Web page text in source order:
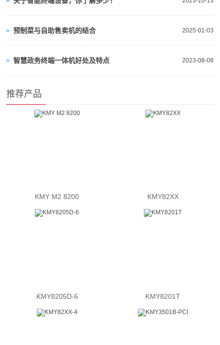
2025-01-03
预制菜与自助售卖机的结合
2023-08-08
智慧政务终端一体机好处及特点
推荐产品
KMY M2 8200 KMY82XX
KMY8205D-6 KMY8201T